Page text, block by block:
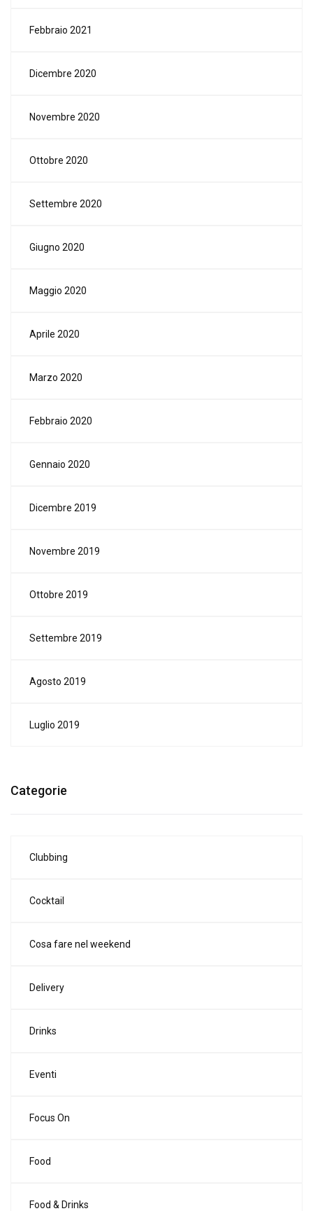
Febbraio 2021
Dicembre 2020
Novembre 2020
Ottobre 2020
Settembre 2020
Giugno 2020
Maggio 2020
Aprile 2020
Marzo 2020
Febbraio 2020
Gennaio 2020
Dicembre 2019
Novembre 2019
Ottobre 2019
Settembre 2019
Agosto 2019
Luglio 2019
Categorie
Clubbing
Cocktail
Cosa fare nel weekend
Delivery
Drinks
Eventi
Focus On
Food
Food & Drinks